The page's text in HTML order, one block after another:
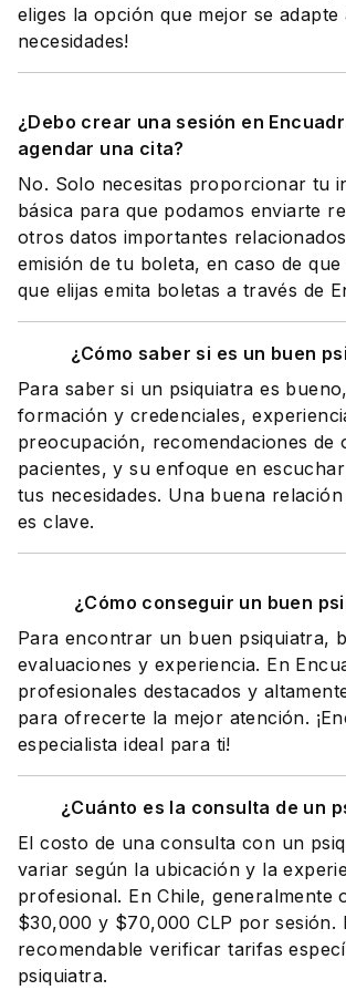
eliges la opción que mejor se adapte
necesidades!
¿Debo crear una sesión en
agendar una cita?
No. Solo necesitas proporcionar tu
básica para que podamos enviarte
otros datos importantes
emisión de tu boleta, en caso de
que elijas emita boletas a través de
¿Cómo saber si es un buen
Para saber si un psiquiatra es
formación y credenciales,
preocupación, recomendaciones de
pacientes, y su enfoque en
tus necesidades. Una buena
es clave.
¿Cómo conseguir un buen
Para encontrar un buen psiquiatra,
evaluaciones y experiencia. En
profesionales destacados y
para ofrecerte la mejor atención.
especialista ideal para ti!
¿Cuánto es la consulta de un
El costo de una consulta con un
variar según la ubicación y la
profesional. En Chile, generalmente
$30,000 y $70,000 CLP por sesión.
recomendable verificar tarifas
psiquiatra.